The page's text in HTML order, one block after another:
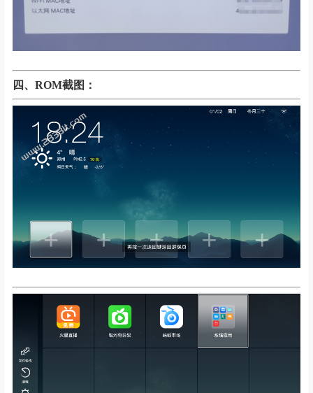
四、 ROM截图：